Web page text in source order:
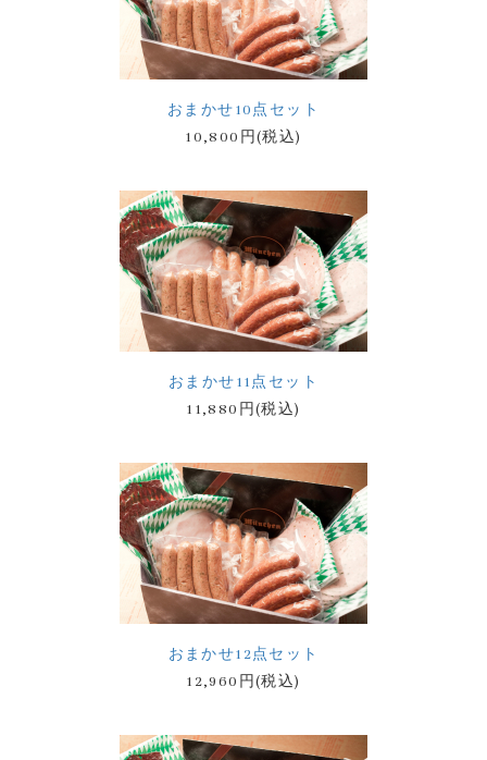
おまかせ10点セット
10,800円(税込)
おまかせ11点セット
11,880円(税込)
おまかせ12点セット
12,960円(税込)